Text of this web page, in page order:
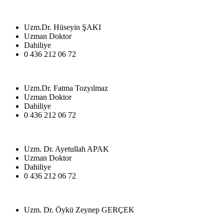
Uzm.Dr. Hüseyin ŞAKI
Uzman Doktor
Dahiliye
0 436 212 06 72
Uzm.Dr. Fatma Tozyılmaz
Uzman Doktor
Dahiliye
0 436 212 06 72
Uzm. Dr. Ayetullah APAK
Uzman Doktor
Dahiliye
0 436 212 06 72
Uzm. Dr. Öykü Zeynep GERÇEK